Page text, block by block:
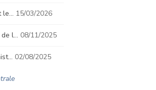
le… 15/03/2026
de l… 08/11/2025
02/08/2025